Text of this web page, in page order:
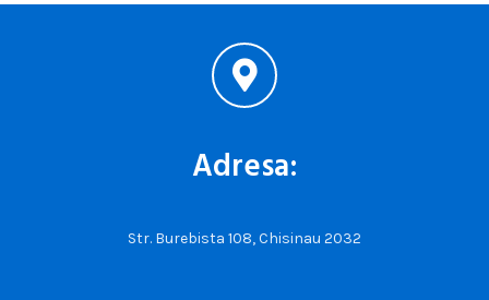
Adresa:
Str. Burebista 108, Chisinau 2032